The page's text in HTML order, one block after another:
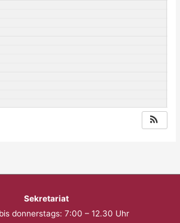
Sekretariat
donnerstags: 7:00 – 12.30 Uhr